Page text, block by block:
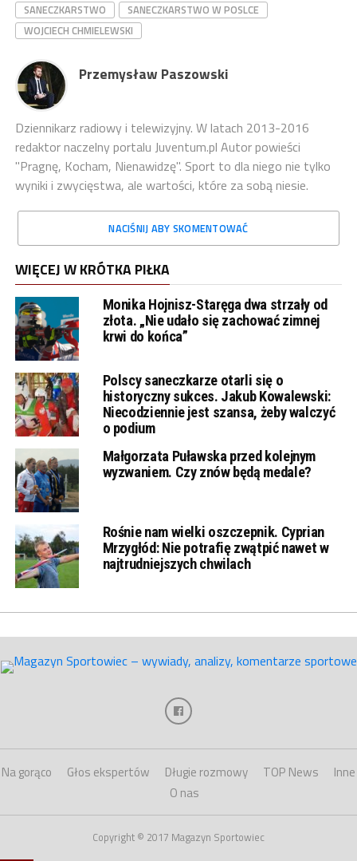
SANECZKARSTWO
SANECZKARSTWO W POSLCE
WOJCIECH CHMIELEWSKI
Przemysław Paszowski
Dziennikarz radiowy i telewizyjny. W latach 2013-2016
redaktor naczelny portalu Juventum.pl Autor powieści
"Pragnę, Kocham, Nienawidzę". Sport to dla niego nie tylko
wyniki i zwycięstwa, ale wartości, które za sobą niesie.
NACIŚNIJ ABY SKOMENTOWAĆ
WIĘCEJ W KRÓTKA PIŁKA
Monika Hojnisz-Staręga dwa strzały od
złota. „Nie udało się zachować zimnej
krwi do końca”
Polscy saneczkarze otarli się o
historyczny sukces. Jakub Kowalewski:
Niecodziennie jest szansa, żeby walczyć
o podium
Małgorzata Puławska przed kolejnym
wyzwaniem. Czy znów będą medale?
Rośnie nam wielki oszczepnik. Cyprian
Mrzygłód: Nie potrafię zwątpić nawet w
najtrudniejszych chwilach
Na gorąco Głos ekspertów Długie rozmowy TOP News
Inne
O nas
Copyright © 2017 Magazyn Sportowiec